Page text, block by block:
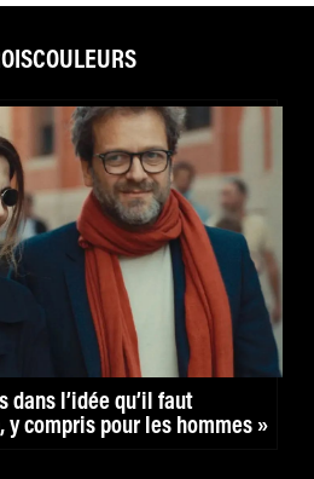
dans l’idée qu’il faut
compris pour les hommes »